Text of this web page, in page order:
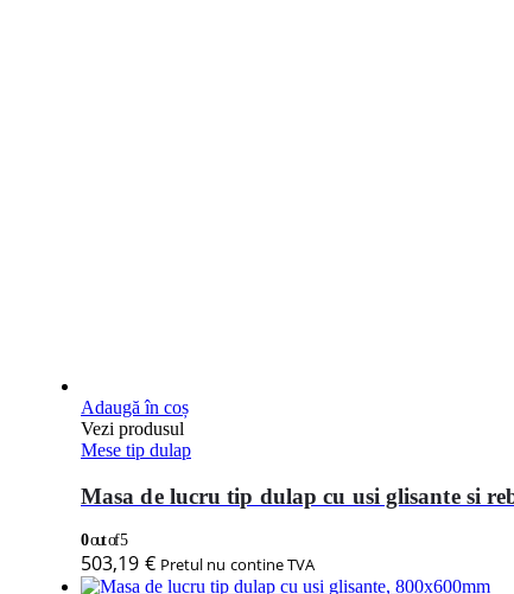
Adaugă în coș
Vezi produsul
Mese tip dulap
Masa de lucru tip dulap cu usi glisante si
0out of 5
503,19 € Pretul nu contine TVA